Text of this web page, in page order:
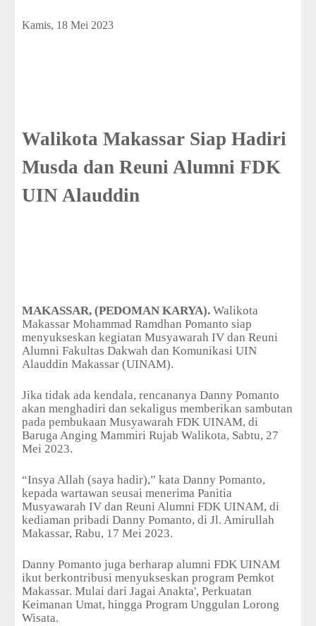
Kamis, 18 Mei 2023
Walikota Makassar Siap Hadiri
Musda dan Reuni Alumni FDK
UIN Alauddin
MAKASSAR, (PEDOMAN KARYA). Walikota
Makassar Mohammad Ramdhan Pomanto siap
menyukseskan kegiatan Musyawarah IV dan Reuni
Alumni Fakultas Dakwah dan Komunikasi UIN
Alauddin Makassar (UINAM).
Jika tidak ada kendala, rencananya Danny Pomanto
akan menghadiri dan sekaligus memberikan sambutan
pada pembukaan Musyawarah FDK UINAM, di
Baruga Anging Mammiri Rujab Walikota, Sabtu, 27
Mei 2023.
“Insya Allah (saya hadir),” kata Danny Pomanto,
kepada wartawan seusai menerima Panitia
Musyawarah IV dan Reuni Alumni FDK UINAM, di
kediaman pribadi Danny Pomanto, di Jl. Amirullah
Makassar, Rabu, 17 Mei 2023.
Danny Pomanto juga berharap alumni FDK UINAM
ikut berkontribusi menyukseskan program Pemkot
Makassar. Mulai dari Jagai Anakta', Perkuatan
Keimanan Umat, hingga Program Unggulan Lorong
Wisata.